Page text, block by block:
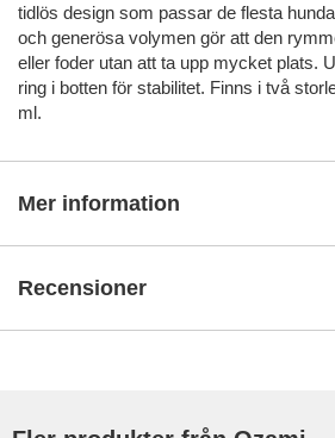
tidlös design som passar de flesta
och generösa volymen gör att den
eller foder utan att ta upp mycket plats.
ring i botten för stabilitet. Finns i två
ml.
Mer information
Recensioner